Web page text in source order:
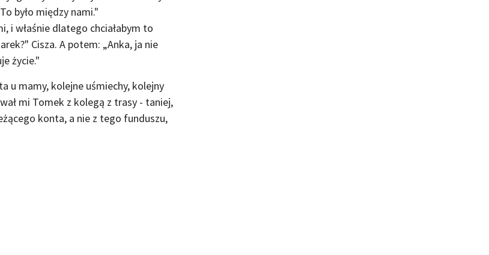
było między nami."
i właśnie dlatego chciałabym to
Cisza. A potem: „Anka, ja nie
życie."
u mamy, kolejne uśmiechy, kolejny
mi Tomek z kolegą z trasy - taniej,
konta, a nie z tego funduszu,